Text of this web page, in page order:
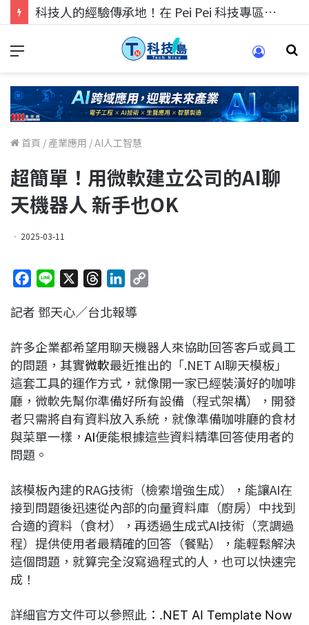
科技人找工作，就到TECH+ 科技專區!
首頁 / 產業應用 /AI人工智慧
超簡單！用微軟建立公司的AI聊
天機器人 新手也OK
2025-03-11
c
b
o
o
k
n
r
a
d
s
n
e
d
I
n
L
i
n
k
記者 鄧天心／台北報導
許多企業都希望用聊天機器人來協助回答客戶或員工
的問題，其實微軟最近推出的「.NET AI聊天模板」
這套工具的運作方式，就像開一家已經裝潢好的咖啡
廳，微軟先幫你準備好所有設備（程式架構），開發
者只需將自有資料放入系統，就像準備咖啡廳的食材
與菜單一樣， AI便能根據這些資料精準回答使用者的
問題。
該模板內建的RAG技術（檢索增強生成），能讓AI在
接到問題後迅速從內部的向量資料庫（廚房）中找到
合適的資料（食材），再透過生成式AI技術（烹調過
程）提供使用者最精確的回答（餐點），能輕鬆解決
這個問題，就算完全沒寫過程式的人，也可以快速完
成！
詳細官方文件可以參照此： .NET AI Template Now